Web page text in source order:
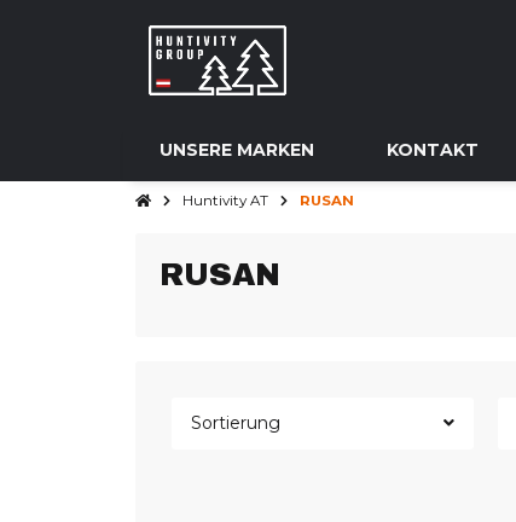
UNSERE MARKEN KONTAKT
Huntivity AT RUSAN
RUSAN
Sortierung